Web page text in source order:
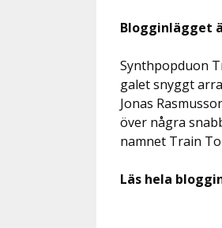
Blogginlägget
Synthpopduon
galet snyggt
Jonas
över några
namnet Train
Läs hela